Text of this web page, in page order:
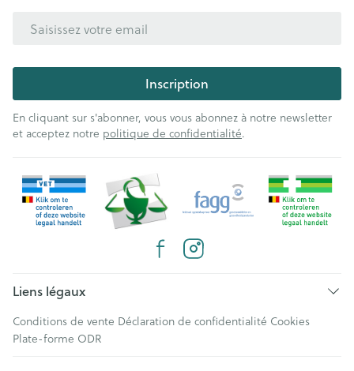
Inscription
En cliquant sur s'abonner, vous vous abonnez à notre newsletter
et acceptez notre politique de confidentialité.
Liens légaux
Conditions de vente Déclaration de confidentialité Cookies
Plate-forme ODR